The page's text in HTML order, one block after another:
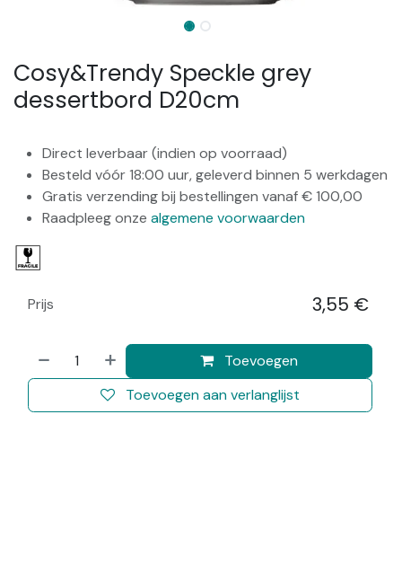
Cosy&Trendy Speckle grey
dessertbord D20cm
Direct leverbaar (indien op voorraad)
Besteld vóór 18:00 uur, geleverd binnen 5 werkdagen
Gratis verzending bij bestellingen vanaf € 100,00
Raadpleeg onze algemene voorwaarden
Toevoegen
Toevoegen aan verlanglijst
Prijs 3,55 €